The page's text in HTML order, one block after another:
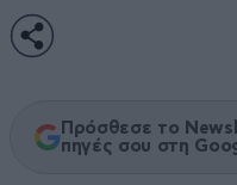
Πρόσθεσε το
πηγές σου στη